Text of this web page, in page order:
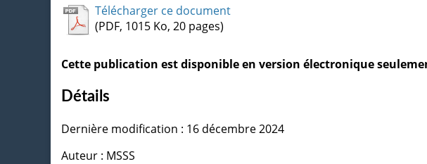
Télécharger ce document
(PDF, 1015 Ko, 20 pages)
Cette publication est disponible en version électronique
Détails
Dernière modification : 16 décembre 2024
Auteur : MSSS